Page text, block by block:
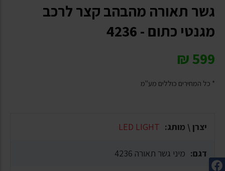
גשר תאורה מהבהב קצר לרכב
מגנטי כתום - 4236
599
₪
* כל המחירים כוללים מע"מ
יצרן \ מותג: LED LIGHT
דגם: מיני גשר תאורה 4236